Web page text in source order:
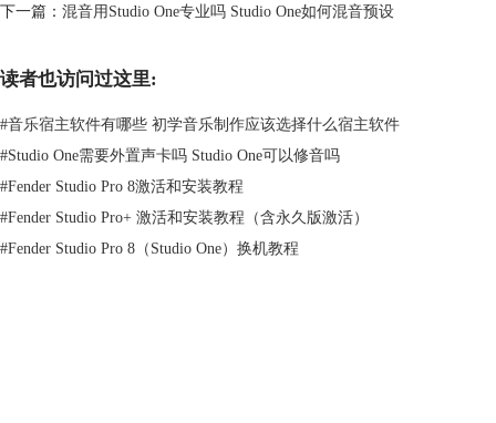
下一篇： 混音用Studio One专业吗 Studio One如何混音预设
读者也访问过这里:
#音乐宿主软件有哪些 初学音乐制作应该选择什么宿主软件
#Studio One需要外置声卡吗 Studio One可以修音吗
#Fender Studio Pro 8激活和安装教程
#Fender Studio Pro+ 激活和安装教程（含永久版激活）
#Fender Studio Pro 8（Studio One）换机教程